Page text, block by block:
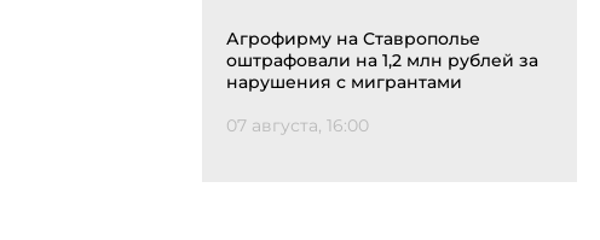
Агрофирму на Ставрополье
оштрафовали на 1,2 млн рублей за
нарушения с мигрантами
07 августа, 16:00